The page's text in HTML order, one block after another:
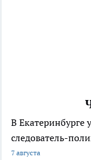
В Екатеринбурге
следователь-
7 августа